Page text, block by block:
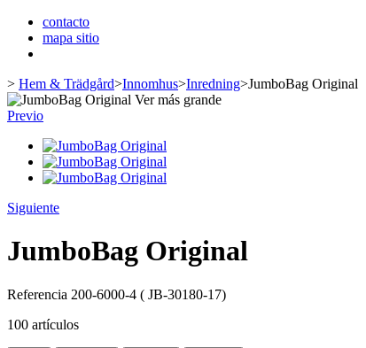
contacto
mapa sitio
> Hem & Trädgård>Innomhus>Inredning>JumboBag Original
Ver más grande
Previo
Siguiente
JumboBag Original
Referencia 200-6000-4 ( JB-30180-17)
100 artículos